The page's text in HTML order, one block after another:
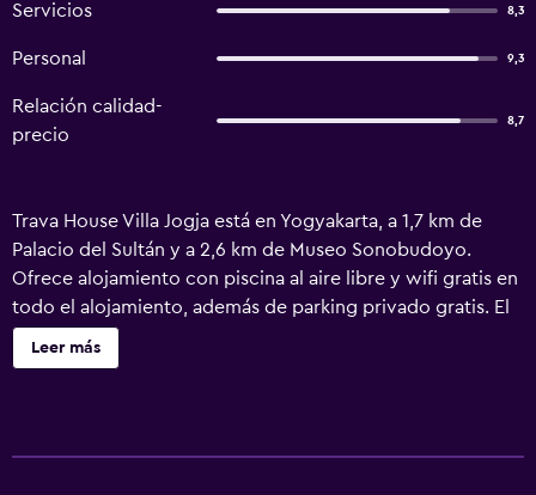
Servicios 8,3
Personal 9,3
Relación calidad-
precio
8,7
Trava House Villa Jogja está en Yogyakarta, a 1,7 km de
Palacio del Sultán y a 2,6 km de Museo Sonobudoyo.
Ofrece alojamiento con piscina al aire libre y wifi gratis en
todo el alojamiento, además de parking privado gratis. El
alojamiento está a unos 3,7 km de Palacio Presidencial de
Yogyakarta, a 3,9 km de Centro comercial Mal Malioboro y
Leer más